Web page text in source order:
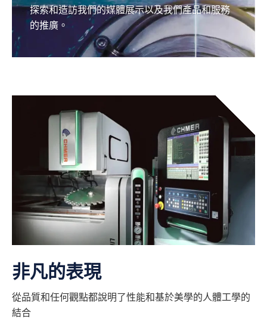
探索和造訪我們的媒體展示以及我們產品和服務
的推廣。
非凡的表現
從品質和任何觀點都說明了性能和基於美學的人體工學的
結合